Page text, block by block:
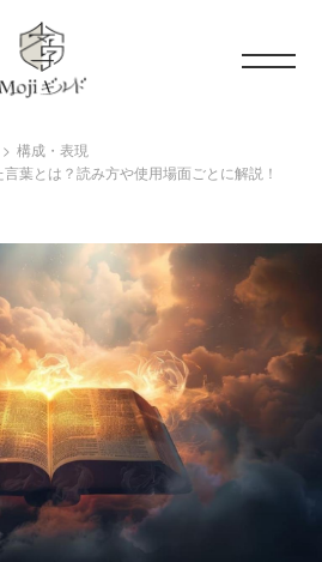
構成・表現
葉とは？読み方や使用場面ごとに解説！